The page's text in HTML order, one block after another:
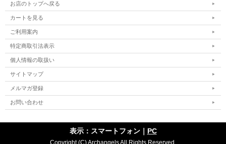
お店のトップへ戻る
カートを見る
ご利用案内
特定商取引法表示
個人情報の取扱い
サイトマップ
メルマガ登録
お問い合わせ
表示：スマートフォン｜ PC